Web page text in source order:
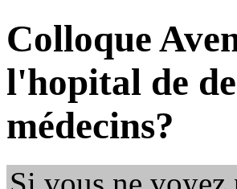
Colloque
l'hopital de
médecins?